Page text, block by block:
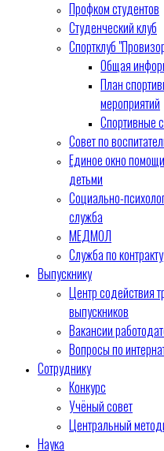
Профком студентов
Студенческий клуб
Спортклуб
Общая
План
мероприятий
Спортивные
Совет по
Единое окно
детьми
Социально-
служба
МЕДМОЛ
Служба по контракту
Выпускнику
Центр содействия
выпускников
Вакансии
Вопросы по
Сотруднику
Конкурс
Учёный совет
Центральный
Наука